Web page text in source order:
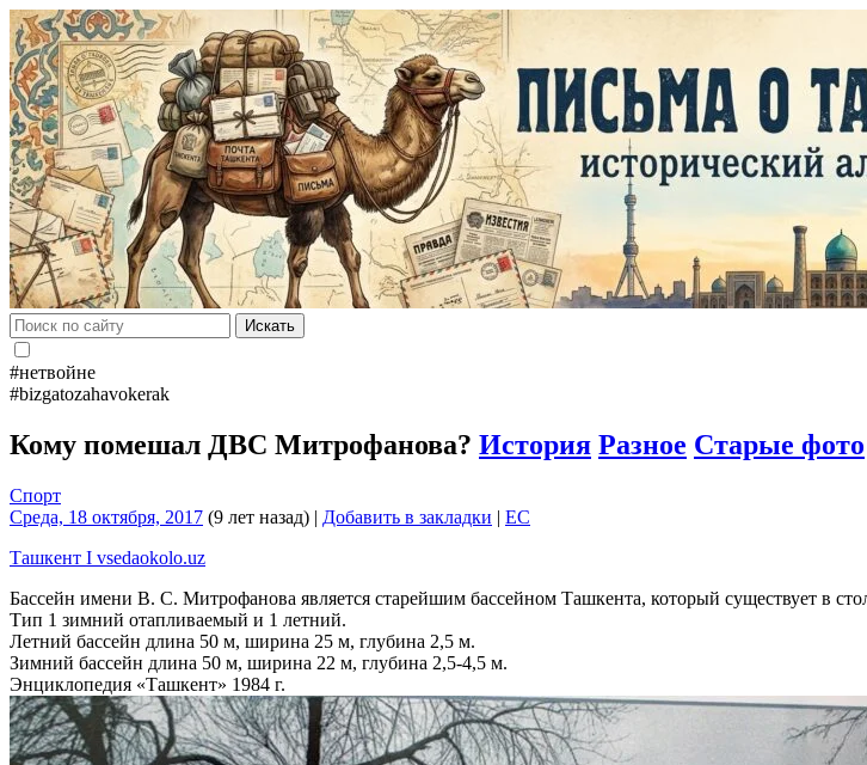
Искать
#нетвойне
#bizgatozahavokerak
Кому помешал ДВС Митрофанова? История Разное Старые фото
Спорт
Среда, 18 октября, 2017 (9 лет назад) | Добавить в закладки | EC
Ташкент I vsedaokolo.uz
Бассейн имени В. С. Митрофанова является старейшим бассейном Ташкента, который существует в
Тип 1 зимний отапливаемый и 1 летний.
Летний бассейн длина 50 м, ширина 25 м, глубина 2,5 м.
Зимний бассейн длина 50 м, ширина 22 м, глубина 2,5-4,5 м.
Энциклопедия «Ташкент» 1984 г.